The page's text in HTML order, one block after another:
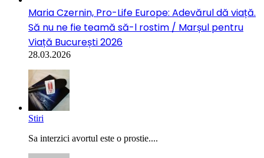
Maria Czernin, Pro-Life Europe: Adevărul dă viață.
Să nu ne fie teamă să-l rostim / Marșul pentru
Viață București 2026
28.03.2026
Stiri
Sa interzici avortul este o prostie....